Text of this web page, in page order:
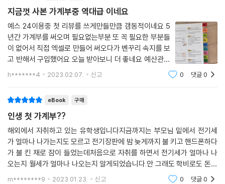
지금껏 사본 가계부중 역대급 이네요
예스 24이용중 첫 리뷰를 쓰게만들만큼 갬동적이네요 5
년간 가계부를 써오며 필요없는부분 또 꼭 필요한 부분들
이 없어서 직접 엑셀로 만들어 써오다가 벤꾸리 속지를 보
고 반해서 구입했어요 오늘 받아보니 더 좋네요 예산관리
부분 너무좋아요 예산안억서 지출이 이루어지는 부분 갬
h*******4 2023.02.07. 신고 0 댓글0
eBook 구매
인생 첫 가계부??
해외에서 자취하고 있는 유학생입니다지금까지는 부모님 밑에서 전기세
가 얼마나 나가는지도 모르고 전기장판에 밤 늦게까지 불 키고 핸드폰하다
가 불 킨 채로 잠이 들었는데처음으로 자취를 하면서 전기세가 얼마나 나
오는지 월세가 얼마나 나오는지 알게되었습니다.안 그래도 학비로도 돈이
많이 드는데 해외 대학이라 월세와 생활비까지 배로 들어가는게 부모님께
m********9 2023.01.23. 신고 0 댓글0